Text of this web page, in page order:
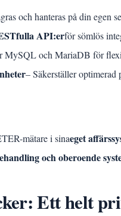
och hanteras på din egen
API:erför sömlös
MySQL och MariaDB för
– Säkerställer
mätare i sinaeget
och oberoende
Ett helt